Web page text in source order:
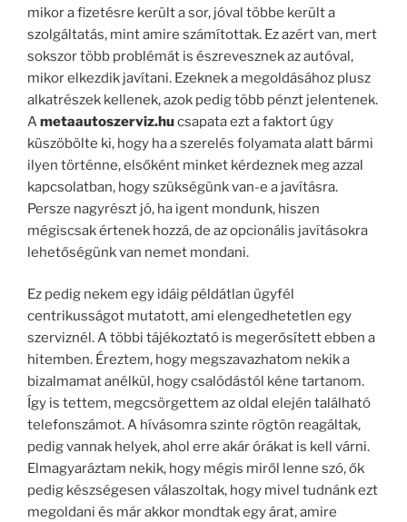
mikor a fizetésre került a sor, jóval többe került a
szolgáltatás, mint amire számítottak. Ez azért van, mert
sokszor több problémát is észrevesznek az autóval,
mikor elkezdik javítani. Ezeknek a megoldásához plusz
alkatrészek kellenek, azok pedig több pénzt jelentenek.
Ametaautoszerviz.hucsapata ezt a faktort úgy
küszöbölte ki, hogy ha a szerelés folyamata alatt bármi
ilyen történne, elsőként minket kérdeznek meg azzal
kapcsolatban, hogy szükségünk van-e a javításra.
Persze nagyrészt jó, ha igent mondunk, hiszen
mégiscsak értenek hozzá, de az opcionális javításokra
lehetőségünk van nemet mondani.
Ez pedig nekem egy idáig példátlan ügyfél
centrikusságot mutatott, ami elengedhetetlen egy
szerviznél. A többi tájékoztató is megerősített ebben a
hitemben. Éreztem, hogy megszavazhatom nekik a
bizalmamat anélkül, hogy csalódástól kéne tartanom.
Így is tettem, megcsörgettem az oldal elején található
telefonszámot. A hívásomra szinte rögtön reagáltak,
pedig vannak helyek, ahol erre akár órákat is kell várni.
Elmagyaráztam nekik, hogy mégis miről lenne szó, ők
pedig készségesen válaszoltak, hogy mivel tudnánk ezt
megoldani és már akkor mondtak egy árat, amire